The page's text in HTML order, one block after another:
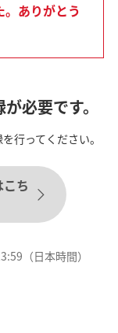
ありがとう
必要です。
行ってください。
ち
（日本時間）